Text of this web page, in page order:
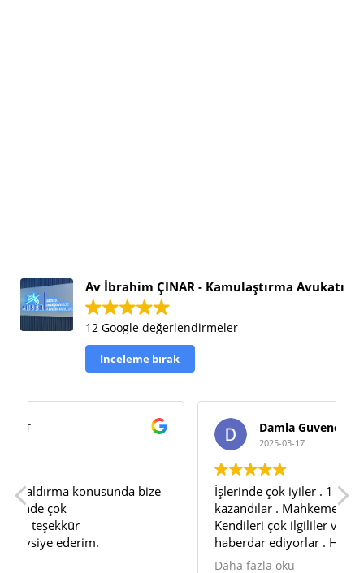
Av İbrahim ÇINAR - Kamulaştırma Avukatı
12 Google değerlendirmeler
Inceleme bırak
bize
Damla Guvenc
İşlerinde çok iyiler . 1 yıl sürmeden davayı
kazandılar . Mahkemeye bile gitmedim .
Kendileri çok ilgililer ve herşeyden anında
haberdar ediyorlar . Hem paramı aldım hem
davayı kazandık . Bana göre daha iyisi yok